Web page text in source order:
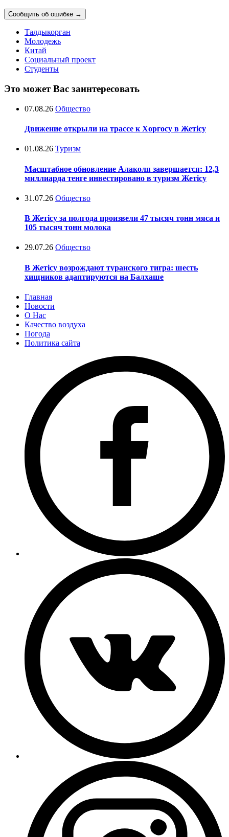
Сообщить об ошибке →
Талдыкорган
Молодежь
Китай
Социальный проект
Студенты
Это может Вас заинтересовать
07.08.26 Общество
Движение открыли на трассе к Хоргосу в Жетісу
01.08.26 Туризм
Масштабное обновление Алаколя завершается: 12,3
миллиарда тенге инвестировано в туризм Жетісу
31.07.26 Общество
В Жетісу за полгода произвели 47 тысяч тонн мяса и
105 тысяч тонн молока
29.07.26 Общество
В Жетісу возрождают туранского тигра: шесть
хищников адаптируются на Балхаше
Главная
Новости
О Нас
Качество воздуха
Погода
Политика сайта